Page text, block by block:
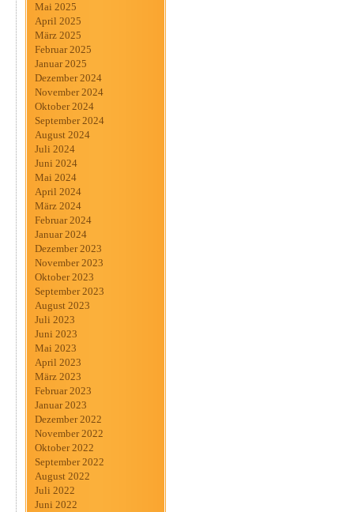
Mai 2025
April 2025
März 2025
Februar 2025
Januar 2025
Dezember 2024
November 2024
Oktober 2024
September 2024
August 2024
Juli 2024
Juni 2024
Mai 2024
April 2024
März 2024
Februar 2024
Januar 2024
Dezember 2023
November 2023
Oktober 2023
September 2023
August 2023
Juli 2023
Juni 2023
Mai 2023
April 2023
März 2023
Februar 2023
Januar 2023
Dezember 2022
November 2022
Oktober 2022
September 2022
August 2022
Juli 2022
Juni 2022